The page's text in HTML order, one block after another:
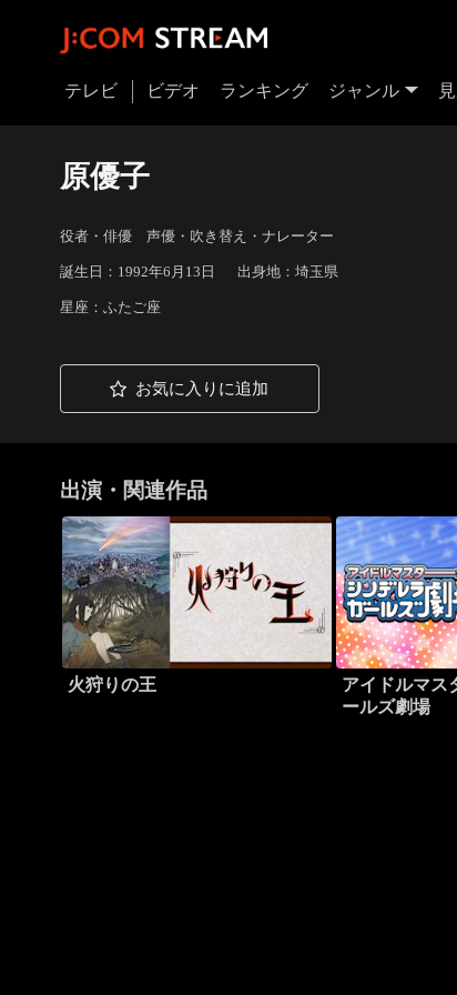
テレビ ビデオ ランキング ジャンル
原優子
役者・俳優 声優・吹き替え・ナレーター
誕生日：1992年6月13日 出身地：埼玉県
星座：ふたご座
お気に入りに追加
出演・関連作品
火狩りの王
アイドルマス
ールズ劇場